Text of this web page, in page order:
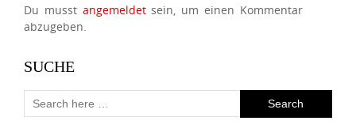
Du musst angemeldetsein, um einen Kommentar
abzugeben.
SUCHE